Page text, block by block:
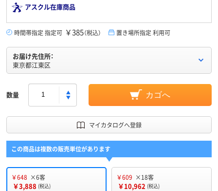
アスクル在庫商品
時間帯指定 指定可 ￥385（税込） 置き場所指定 利用可
お届け先住所：
東京都江東区
数量 カゴへ
マイカタログへ登録
この商品は複数の販売単位があります
￥648 ×6客
￥3,888 (税込)
￥609 ×18客
￥10,962 (税込)